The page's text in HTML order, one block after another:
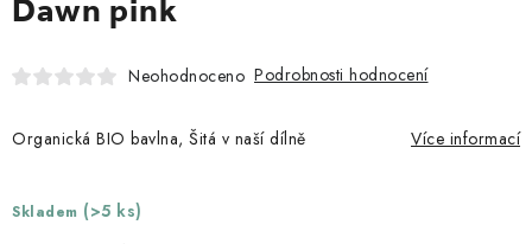
Dawn pink
Neohodnoceno Podrobnosti hodnocení
Organická BIO bavlna, Šitá v naší dílně Více informací
Skladem (>5 ks)